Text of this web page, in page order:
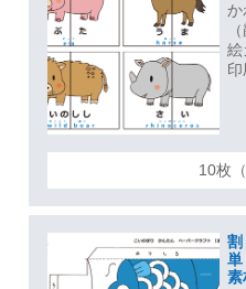
か
絵
印
10枚
単